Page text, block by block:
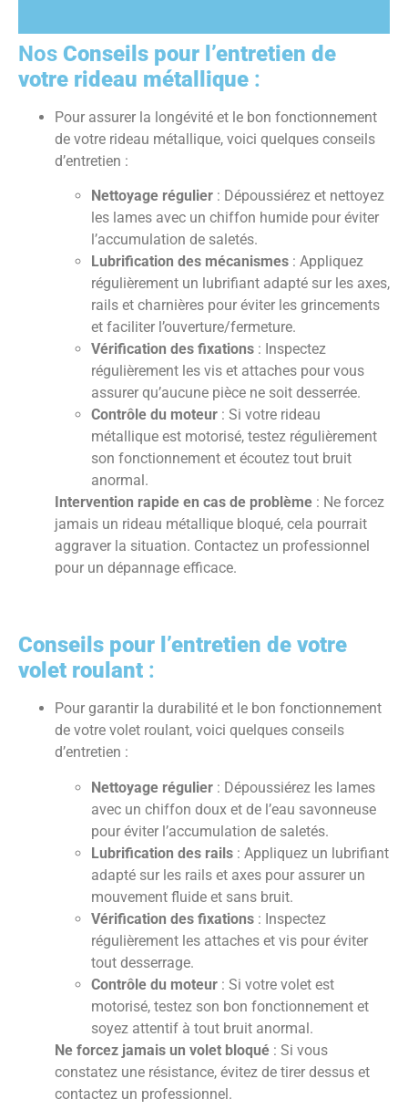
Nos Conseils pour l’entretien de
votre rideau métallique :
Pour assurer la longévité et le bon fonctionnement
de votre rideau métallique, voici quelques conseils
d’entretien :
Nettoyage régulier : Dépoussiérez et nettoyez
les lames avec un chiffon humide pour éviter
l’accumulation de saletés.
Lubrification des mécanismes : Appliquez
régulièrement un lubrifiant adapté sur les axes,
rails et charnières pour éviter les grincements
et faciliter l’ouverture/fermeture.
Vérification des fixations : Inspectez
régulièrement les vis et attaches pour vous
assurer qu’aucune pièce ne soit desserrée.
Contrôle du moteur : Si votre rideau
métallique est motorisé, testez régulièrement
son fonctionnement et écoutez tout bruit
anormal.
Intervention rapide en cas de problème : Ne forcez
jamais un rideau métallique bloqué, cela pourrait
aggraver la situation. Contactez un professionnel
pour un dépannage efficace.
Conseils pour l’entretien de votre
volet roulant :
Pour garantir la durabilité et le bon fonctionnement
de votre volet roulant, voici quelques conseils
d’entretien :
Nettoyage régulier : Dépoussiérez les lames
avec un chiffon doux et de l’eau savonneuse
pour éviter l’accumulation de saletés.
Lubrification des rails : Appliquez un lubrifiant
adapté sur les rails et axes pour assurer un
mouvement fluide et sans bruit.
Vérification des fixations : Inspectez
régulièrement les attaches et vis pour éviter
tout desserrage.
Contrôle du moteur : Si votre volet est
motorisé, testez son bon fonctionnement et
soyez attentif à tout bruit anormal.
Ne forcez jamais un volet bloqué : Si vous
constatez une résistance, évitez de tirer dessus et
contactez un professionnel.